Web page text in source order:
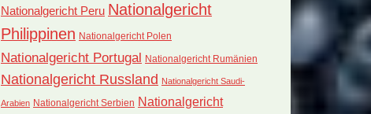
Nationalgericht Peru Nationalgericht
Philippinen Nationalgericht Polen
Nationalgericht Portugal Nationalgericht Rumänien
Nationalgericht Russland Nationalgericht Saudi-
Arabien Nationalgericht Serbien Nationalgericht